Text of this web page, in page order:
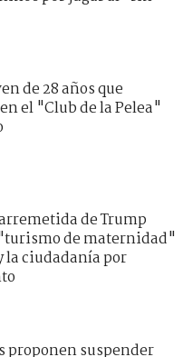
de 28 años que
el "Club de la Pelea"
de Trump
de maternidad"
la ciudadanía por
proponen suspender